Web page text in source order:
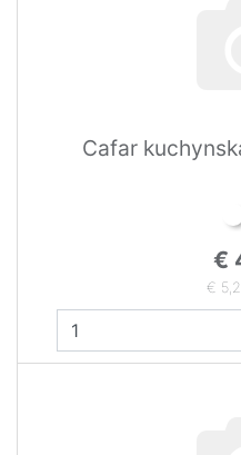
Cafar
€
€